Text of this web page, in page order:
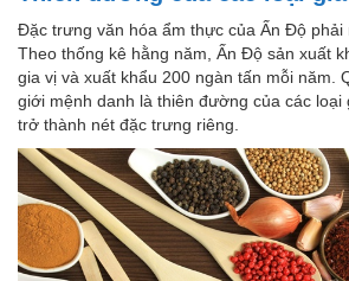
Đặc trưng văn hóa ẩm thực của Ấn Độ phải
Theo thống kê hằng năm, Ấn Độ sản xuất
gia vị và xuất khẩu 200 ngàn tấn mỗi năm.
giới mệnh danh là thiên đường của các loại
trở thành nét đặc trưng riêng.